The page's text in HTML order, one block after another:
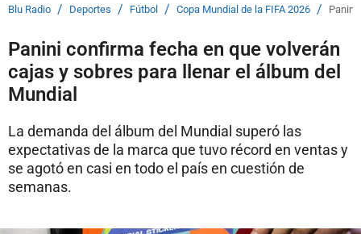
Blu Radio / Deportes / Fútbol / Copa Mundial de la FIFA 2026 / Panini
Panini confirma fecha en que volverán
cajas y sobres para llenar el álbum del
Mundial
La demanda del álbum del Mundial superó las
expectativas de la marca que tuvo récord en ventas y
se agotó en casi en todo el país en cuestión de
semanas.